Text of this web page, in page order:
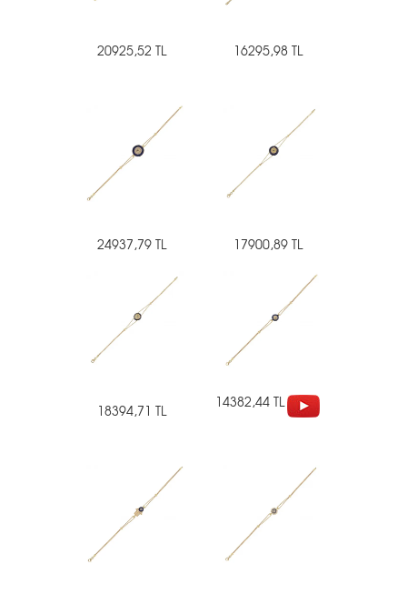
20925,52 TL 16295,98 TL
24937,79 TL 17900,89 TL
18394,71 TL 14382,44 TL